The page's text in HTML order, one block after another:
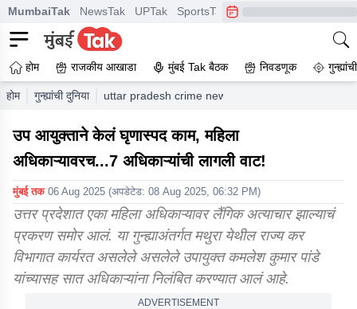
MumbaiTak NewsTak UPTak SportsTak CrimeTak
होम राजकीय आखाडा मुंबई Tak बैठक निवडणूक
होम गुन्ह्यांची दुनिया uttar pradesh crime news sexual assault on
उप आयुक्ताने केलं घृणास्पद काम, महिला
अधिकाऱ्यावरच...7 अधिकाऱ्यांची लागली वाट!
मुंबई तक 06 Aug 2025 (अपडेटेड: 08 Aug 2025, 06:32 PM)
उत्तर प्रदेशात एका महिला अधिकाऱ्यावर लैंगिक अत्याचार झाल्याचं
प्रकरण समोर आलं. या गुन्ह्याअंतर्गत मथुरा येथील राज्य कर
विभागात कार्यरत असलेले असलेले उपायुक्त कमलेश कुमार पांडे
यांच्यासह सात अधिकाऱ्यांना निलंबित करण्यात आलं आहे.
ADVERTISEMENT